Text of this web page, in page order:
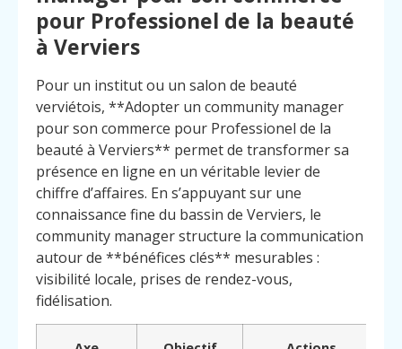
pour Professionel de la beauté
à Verviers
Pour un institut ou un salon de beauté
verviétois, **Adopter un community manager
pour son commerce pour Professionel de la
beauté à Verviers** permet de transformer sa
présence en ligne en un véritable levier de
chiffre d’affaires. En s’appuyant sur une
connaissance fine du bassin de Verviers, le
community manager structure la communication
autour de **bénéfices clés** mesurables :
visibilité locale, prises de rendez-vous,
fidélisation.